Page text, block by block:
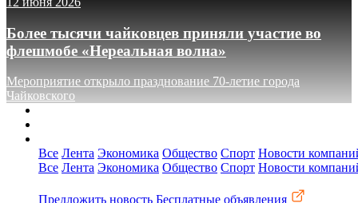
Более тысячи чайковцев приняли участие во
флешмобе «Нереальная волна»
Мероприятие открыло празднование 70-летие города
Чайковского
Все Лента Экономика Общество Спорт Новости
Все Лента Экономика Общество Спорт Новости
Предложить новость Бесплатные объявления